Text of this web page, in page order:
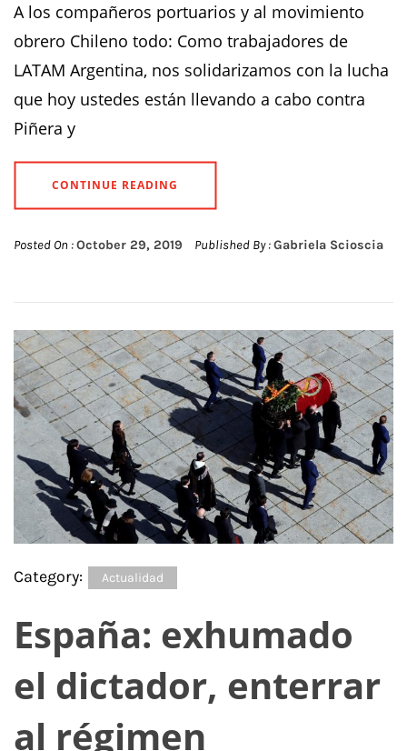
A los compañeros portuarios y al movimiento
obrero Chileno todo: Como trabajadores de
LATAM Argentina, nos solidarizamos con la lucha
que hoy ustedes están llevando a cabo contra
Piñera y
CONTINUE READING
Posted On :October 29, 2019 Published By :Gabriela Scioscia
Category: Actualidad
España: exhumado
el dictador, enterrar
al régimen